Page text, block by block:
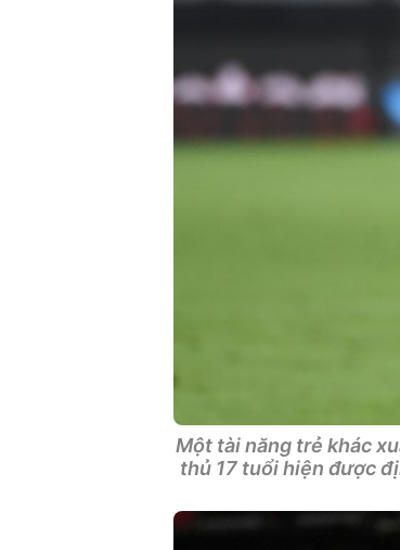
Một tài năng trẻ khác
thủ 17 tuổi hiện được